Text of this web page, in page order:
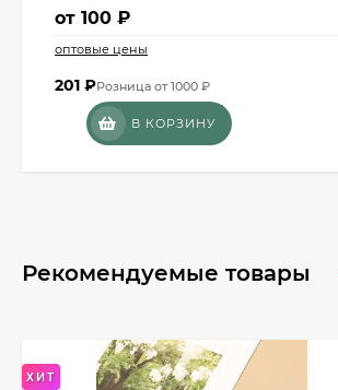
от 100 ₽
оптовые цены
201 ₽Розница от 1000 ₽
В КОРЗИНУ
Рекомендуемые товары
ХИТ